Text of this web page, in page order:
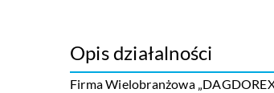
Opis działalności
Firma Wielobranżowa